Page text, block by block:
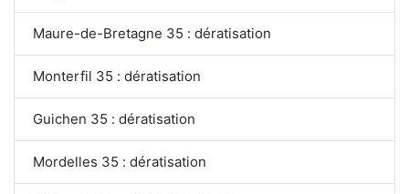
Maure-de-Bretagne 35 : dératisation
Monterfil 35 : dératisation
Guichen 35 : dératisation
Mordelles 35 : dératisation